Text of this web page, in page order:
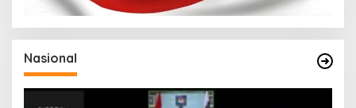
Nasional